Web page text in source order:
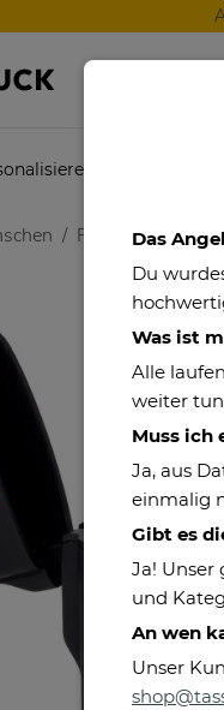
FamilieDas
Du
Was ist
Alle
weiter
Muss ich
Ja, aus
einmalig
Gibt es
Ja!
und
An wen
Unser